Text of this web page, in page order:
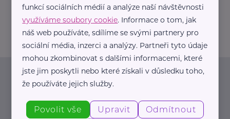
info@zdravotnicke-potreby.cz
Newsletter
Pravidelný přísun novinek, inspirace na každý den,
funkcí sociálních médií a analýze naší návštěvnosti
využíváme soubory cookie. Informace o tom, jak
náš web používáte, sdílíme se svými partnery pro
sociální média, inzerci a analýzy. Partneři tyto údaje
mohou zkombinovat s dalšími informacemi, které
jste jim poskytli nebo které získali v důsledku toho,
že používáte jejich služby.
Povolit vše Upravit Odmítnout